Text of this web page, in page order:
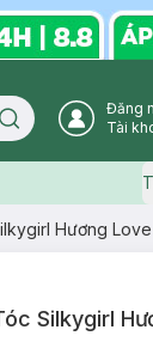
Search icon
Đăng
Tài
Hương
Silkygirl